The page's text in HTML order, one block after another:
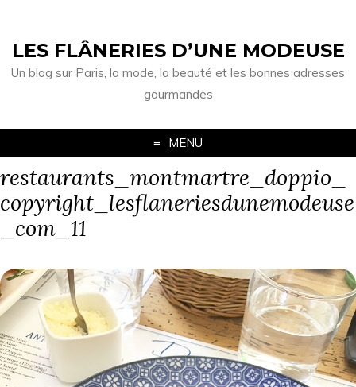
LES FLÂNERIES D’UNE MODEUSE
Un blog sur Paris, la mode, la beauté et les bonnes adresses
gourmandes
MENU
restaurants_montmartre_doppio_
copyright_lesflaneriesdunemodeuse
_com_11